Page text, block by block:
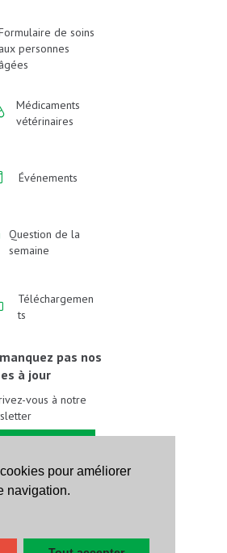
pour améliorer
navigation.
de soins
aux personnes
âgées
Médicaments
vétérinaires
Événements
Question de la
semaine
Téléchargemen
ts
pas nos
à jour
vous à notre
nous sur les